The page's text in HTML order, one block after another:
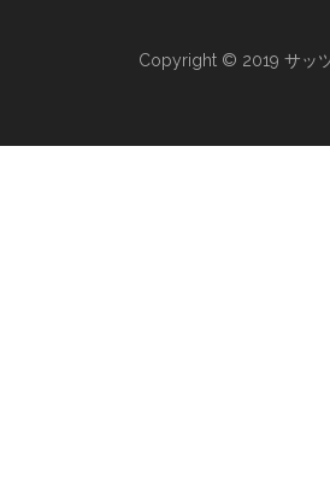
Copyright © 2019 サッ